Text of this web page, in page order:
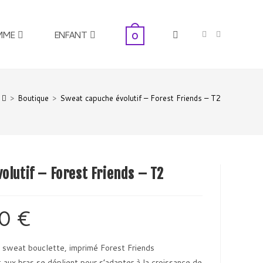
ENFANT 0 Toggle
website
> Boutique > Sweat capuche évolutif – Forest Friends – T2
– Forest Friends – T2
€
35,00 €.
bouclette, imprimé Forest Friends